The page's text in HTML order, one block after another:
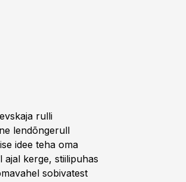
rulli
lendõngerull
idee teha oma
ajal kerge, stiilipuhas
sobivatest